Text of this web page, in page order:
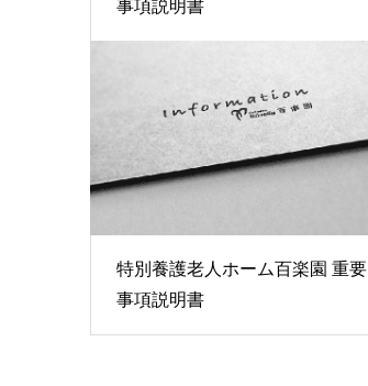
事項説明書
特別養護老人ホーム百楽園 重要
事項説明書